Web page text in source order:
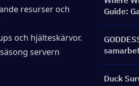
resurser och
och hjälteskärvor.
servern
Guide:
och
Duck